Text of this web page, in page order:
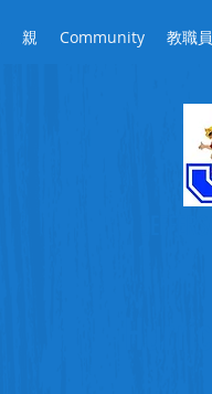
親 Community 教職員